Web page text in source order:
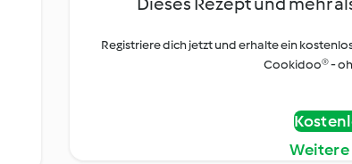
Registriere dich jetzt und erhalte ein
Cookidoo® -